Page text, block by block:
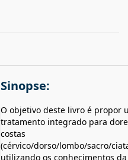
Sinopse:
O objetivo deste livro é propor
tratamento integrado para
costas
(cérvico/dorso/lombo/sacro/
utilizando os conhecimentos da